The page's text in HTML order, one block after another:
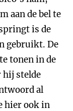
aan de bel te
is de
gebruikt. De
tonen in de
hij stelde
al
hier ook in